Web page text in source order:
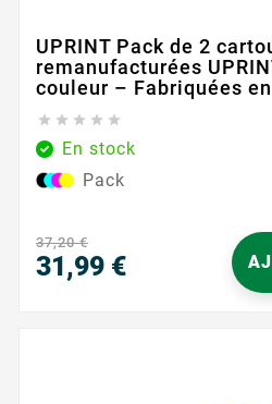
UPRINT Pack de 2
remanufacturées
couleur – Fabriquées
    
En stock
Pack
37,20 €
31,99 €